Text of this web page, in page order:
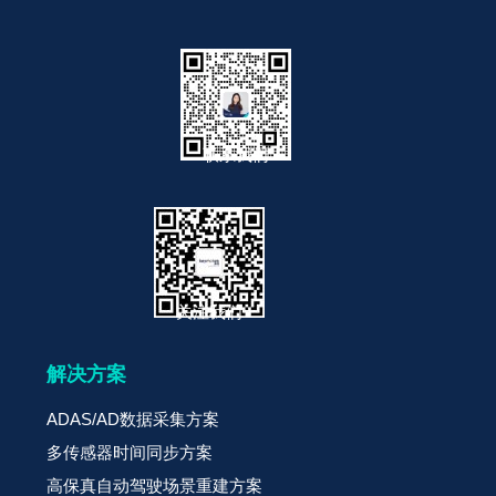
联系我们
关注我们
解决方案
ADAS/AD数据采集方案
多传感器时间同步方案
高保真自动驾驶场景重建方案